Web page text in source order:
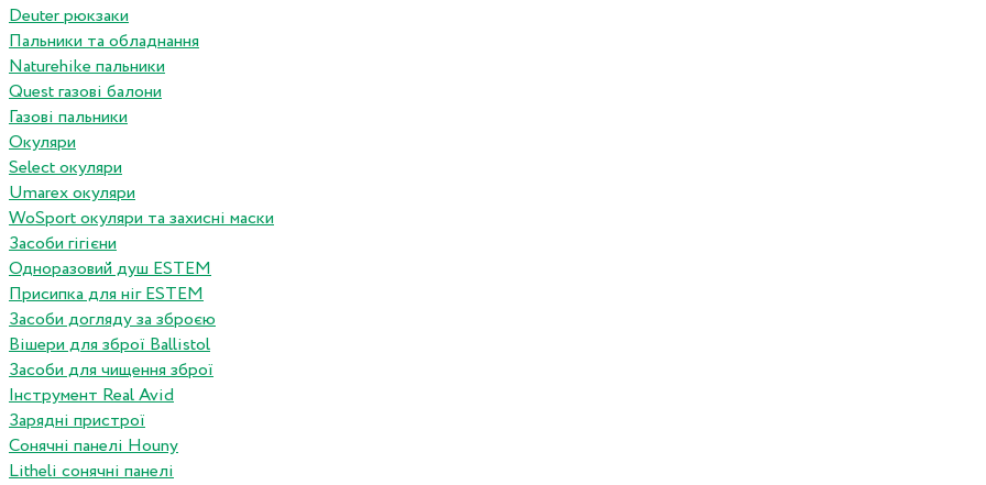
Deuter рюкзаки
Пальники та обладнання
Naturehike пальники
Quest газові балони
Газові пальники
Окуляри
Select окуляри
Umarex окуляри
WoSport окуляри та захисні маски
Засоби гігієни
Одноразовий душ ESTEM
Присипка для ніг ESTEM
Засоби догляду за зброєю
Вішери для зброї Ballistol
Засоби для чищення зброї
Інструмент Real Avid
Зарядні пристрої
Сонячні панелі Houny
Litheli сонячні панелі